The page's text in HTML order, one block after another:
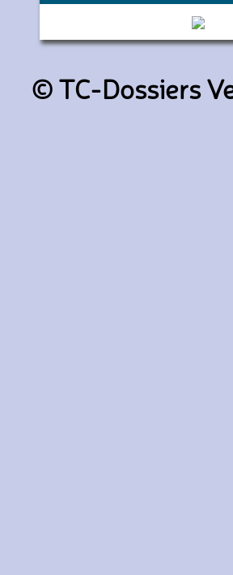
(Transdev
© TC-Dossiers